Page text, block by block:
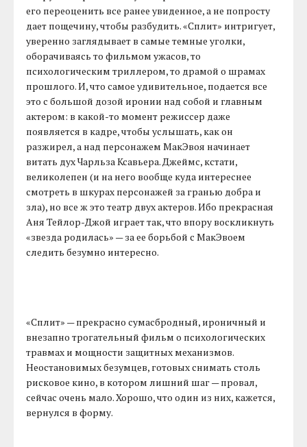
его переоценить все ранее увиденное, а не попросту
дает пощечину, чтобы разбудить. «Сплит» интригует,
уверенно заглядывает в самые темные уголки,
оборачиваясь то фильмом ужасов, то
психологическим триллером, то драмой о шрамах
прошлого. И, что самое удивительное, подается все
это с большой дозой иронии над собой и главным
актером: в какой-то момент режиссер даже
появляется в кадре, чтобы услышать, как он
разжирел, а над персонажем МакЭвоя начинает
витать дух Чарльза Ксавьера. Джеймс, кстати,
великолепен (и на него вообще куда интереснее
смотреть в шкурах персонажей за гранью добра и
зла), но все ж это театр двух актеров. Ибо прекрасная
Аня Тейлор-Джой играет так, что впору воскликнуть
«звезда родилась» — за ее борьбой с МакЭвоем
следить безумно интересно.
«Сплит» — прекрасно сумасбродный, ироничный и
внезапно трогательный фильм о психологических
травмах и мощности защитных механизмов.
Неостановимых безумцев, готовых снимать столь
рисковое кино, в котором лишний шаг — провал,
сейчас очень мало. Хорошо, что один из них, кажется,
вернулся в форму.